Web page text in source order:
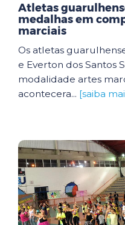
Atletas
medalhas em
marciais
Os atletas
e Everton dos Santos
modalidade artes
acontecera... [saiba